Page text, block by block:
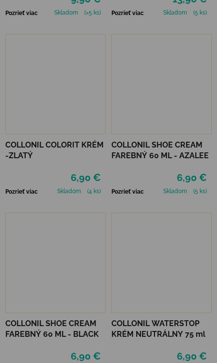
Pozrieť viac Skladom (>5 ks) Pozrieť viac Skladom (5 ks)
COLLONIL COLORIT KRÉM
-ZLATÝ
6,90 €
Pozrieť viac Skladom (4 ks)
COLLONIL SHOE CREAM
FAREBNÝ 60 ML - AZALEE
6,90 €
Pozrieť viac Skladom (5 ks)
COLLONIL SHOE CREAM
FAREBNÝ 60 ML - BLACK
6,90 €
COLLONIL WATERSTOP
KRÉM NEUTRÁLNY 75 ml
6,90 €